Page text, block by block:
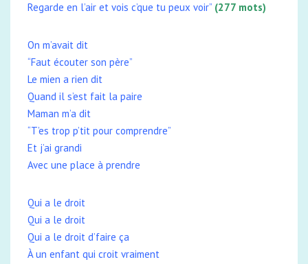
Regarde en l’air et vois c’que tu peux voir” (277 mots)
On m’avait dit
“Faut écouter son père”
Le mien a rien dit
Quand il s’est fait la paire
Maman m’a dit
“T’es trop p’tit pour comprendre”
Et j’ai grandi
Avec une place à prendre
Qui a le droit
Qui a le droit
Qui a le droit d’faire ça
À un enfant qui croit vraiment